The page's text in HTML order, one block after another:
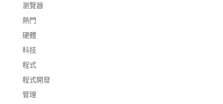
瀏覽器
熱門
硬體
科技
程式
程式開發
管理